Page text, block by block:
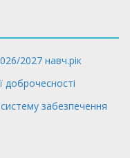
2027 навч.рік
доброчесності
забезпечення